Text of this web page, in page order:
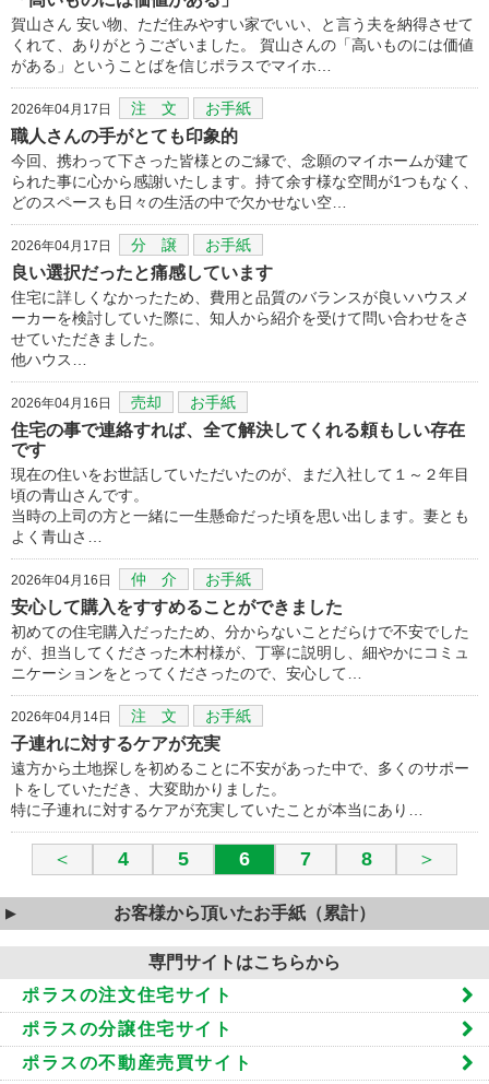
賀山さん 安い物、ただ住みやすい家でいい、と言う夫を納得させて
くれて、ありがとうございました。 賀山さんの「高いものには価値
がある」ということばを信じポラスでマイホ…
2026年04月17日 注 文 お手紙
職人さんの手がとても印象的
今回、携わって下さった皆様とのご縁で、念願のマイホームが建て
られた事に心から感謝いたします。持て余す様な空間が1つもなく、
どのスペースも日々の生活の中で欠かせない空…
2026年04月17日 分 譲 お手紙
良い選択だったと痛感しています
住宅に詳しくなかったため、費用と品質のバランスが良いハウスメ
ーカーを検討していた際に、知人から紹介を受けて問い合わせをさ
せていただきました。
他ハウス…
2026年04月16日 売却 お手紙
住宅の事で連絡すれば、全て解決してくれる頼もしい存在
です
現在の住いをお世話していただいたのが、まだ入社して１～２年目
頃の青山さんです。
当時の上司の方と一緒に一生懸命だった頃を思い出します。妻とも
よく青山さ…
2026年04月16日 仲 介 お手紙
安心して購入をすすめることができました
初めての住宅購入だったため、分からないことだらけで不安でした
が、担当してくださった木村様が、丁寧に説明し、細やかにコミュ
ニケーションをとってくださったので、安心して…
2026年04月14日 注 文 お手紙
子連れに対するケアが充実
遠方から土地探しを初めることに不安があった中で、多くのサポー
トをしていただき、大変助かりました。
特に子連れに対するケアが充実していたことが本当にあり…
＜ 4 5 6 7 8 ＞
お客様から頂いたお手紙（累計）
専門サイトはこちらから
ポラスの注文住宅サイト
ポラスの分譲住宅サイト
ポラスの不動産売買サイト